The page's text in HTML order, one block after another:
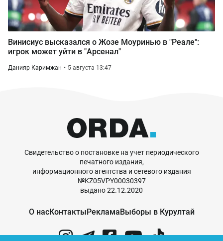
Винисиус высказался о Жозе Моуринью в "Реале":
игрок может уйти в "Арсенал"
Данияр Каримжан 5 августа 13:47
Свидетельство о постановке на учет периодического
печатного издания,
информационного агентства и сетевого издания
№KZ05VPY00030397
выдано 22.12.2020
О насКонтактыРекламаВыборы в Курултай